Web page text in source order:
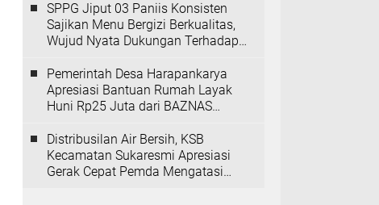
SPPG Jiput 03 Paniis Konsisten
Sajikan Menu Bergizi Berkualitas,
Wujud Nyata Dukungan Terhadap
Pemerintah Desa Harapankarya
Apresiasi Bantuan Rumah Layak
Huni Rp25 Juta dari BAZNAS
Distribusilan Air Bersih, KSB
Kecamatan Sukaresmi Apresiasi
Gerak Cepat Pemda Mengatasi